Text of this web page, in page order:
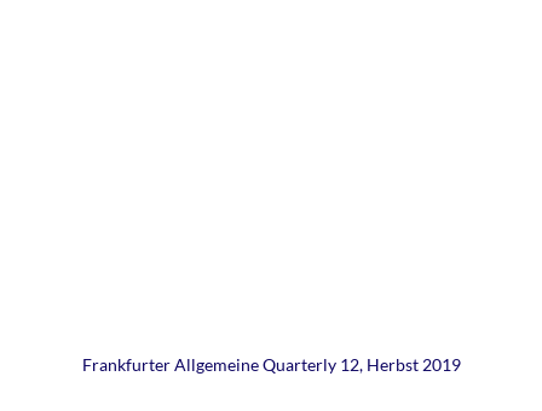
Frankfurter Allgemeine Quarterly 12, Herbst 2019